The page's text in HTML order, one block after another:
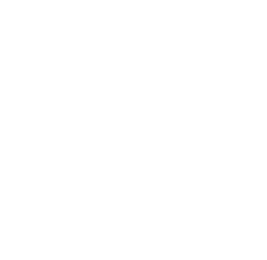
了承ください。
き作成されるも
をご了承くださ
御機器販売店・
ようお願いしま
社の共同利用者
とをご了承くだ
ず変更すること
下、フタル酸ジブチ
ない年数を意
要な手段を講じ
これらの製造装
、取り引きをい
ムロン制御